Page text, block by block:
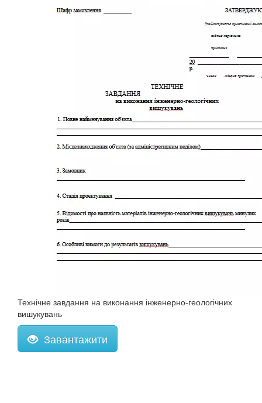
Технічне завдання на виконання інженерно-геологічних
вишукувань
Завантажити